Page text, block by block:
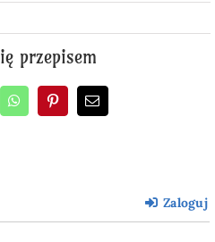
przepisem
Zaloguj